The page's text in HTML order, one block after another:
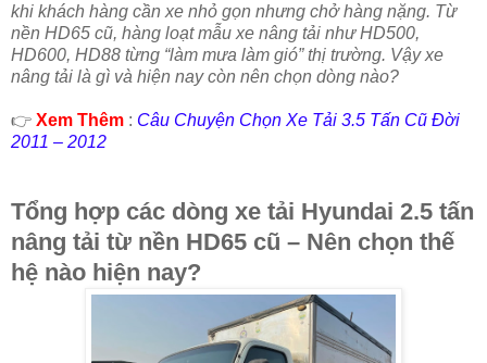
khi khách hàng cần xe nhỏ gọn nhưng chở hàng nặng. Từ
nền HD65 cũ, hàng loạt mẫu xe nâng tải như HD500,
HD600, HD88 từng “làm mưa làm gió” thị trường. Vậy xe
nâng tải là gì và hiện nay còn nên chọn dòng nào?
👉 Xem Thêm : Câu Chuyện Chọn Xe Tải 3.5 Tấn Cũ Đời
2011 – 2012
Tổng hợp các dòng xe tải Hyundai 2.5 tấn
nâng tải từ nền HD65 cũ – Nên chọn thế
hệ nào hiện nay?